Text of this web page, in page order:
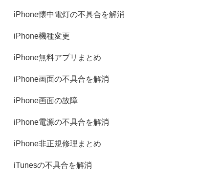
iPhone懐中電灯の不具合を解消
iPhone機種変更
iPhone無料アプリまとめ
iPhone画面の不具合を解消
iPhone画面の故障
iPhone電源の不具合を解消
iPhone非正規修理まとめ
iTunesの不具合を解消